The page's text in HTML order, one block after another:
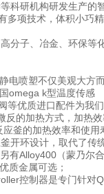
科研机构研发生产
项技术，体积小巧精
分子、冶金、环保
喷塑不仅美观大方
omega k型温度传感
优质进口配件为我
的加热方式，加热
釜的加热效率和使用
开环设计，取代了传
有Alloy400（蒙乃尔
质金属可选；
控制器是专门针对